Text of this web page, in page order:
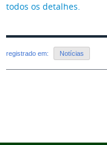
todos os detalhes.
registrado em: Notícias